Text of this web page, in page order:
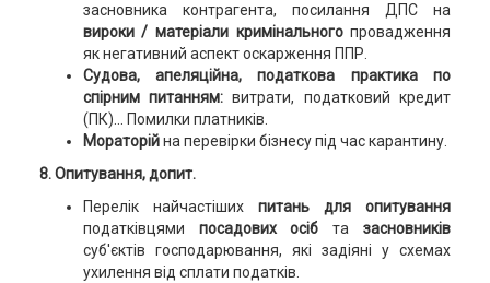
засновника контрагента, посилання ДПС на
вироки / матеріали кримінальногопровадження
як негативний аспект оскарження ППР.
Судова, апеляційна, податкова практика по
спірним питанням:витрати, податковий кредит
(ПК)... Помилки платників.
Мораторійна перевірки бізнесу під час карантину.
8. Опитування, допит.
Перелік найчастіших питань для опитування
податківцями посадових осібтазасновників
суб'єктів господарювання, які задіяні у схемах
ухилення від сплати податків.